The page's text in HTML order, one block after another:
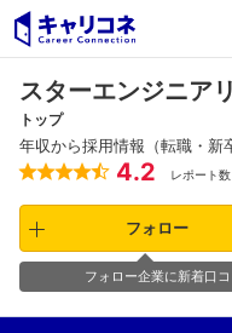
スターエンジニア
トップ
年収から採用情報（転職・新
4.2 レポート数
フォロー
フォロー企業に新着口